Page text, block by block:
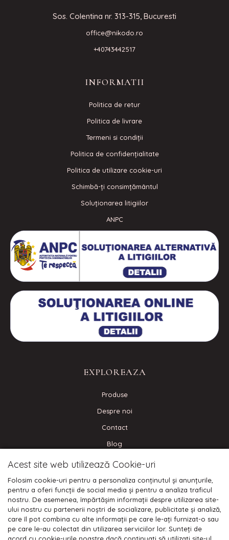
Sos. Colentina nr. 313-315, Bucuresti
office@nikodo.ro
+40743442517
INFORMATII
Politica de retur
Politica de livrare
Termeni si condiţii
Politica de confidenţialitate
Politica de utilizare cookie-uri
Schimbă-ți consimțământul
Soluționarea litigiilor
ANPC
EXPLOREAZA
Produse
Despre noi
Contact
Blog
CONECTEAZA-TE
Plata cu cardul:
Acest site web utilizează Cookie-uri
Folosim cookie-uri pentru a personaliza conținutul și anunțurile,
pentru a oferi funcții de social media și pentru a analiza traficul
nostru. De asemenea, împărtășim informații despre utilizarea site-
ului nostru cu partenerii noștri de socializare, publicitate și analiză,
care îl pot combina cu alte informații pe care le-ați furnizat-o sau
pe care le-au colectat din utilizarea serviciilor lor. Sunteți de